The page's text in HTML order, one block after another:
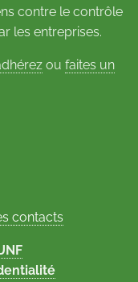
contre le contrôle
les entreprises.
ou faites un
contacts